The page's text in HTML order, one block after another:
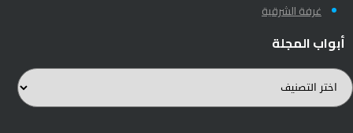
غرفة الشرقية
أبواب المجلة
أبواب
المجلة